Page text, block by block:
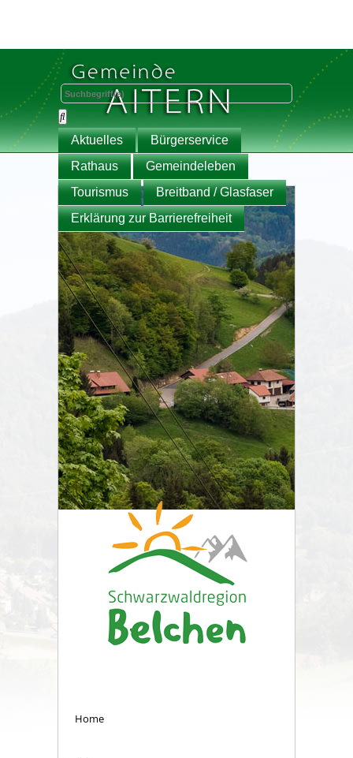
Aktuelles
Bürgerservice
Rathaus
Gemeindeleben
Tourismus
Breitband / Glasfaser
Erklärung zur Barrierefreiheit
Home